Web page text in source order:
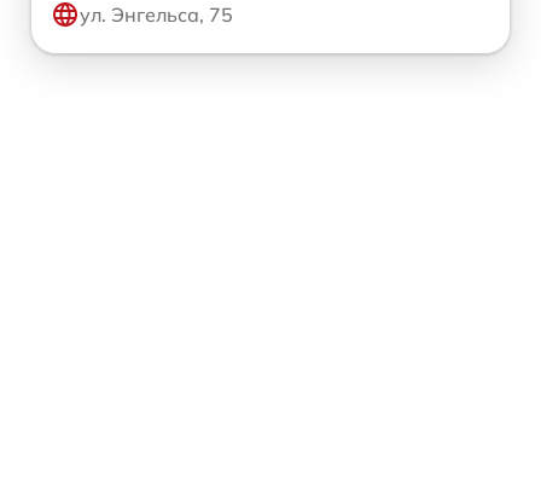
ул. Энгельса, 75